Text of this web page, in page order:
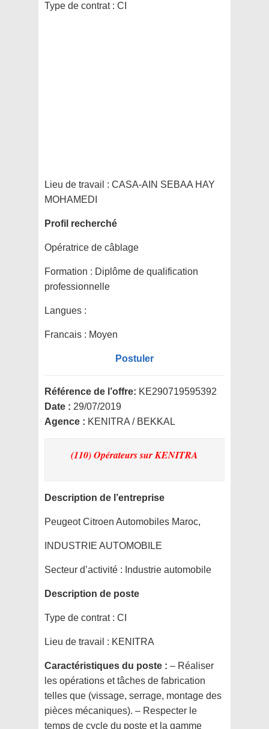
Type de contrat : CI
Lieu de travail : CASA-AIN SEBAA HAY
MOHAMEDI
Profil recherché
Opératrice de câblage
Formation : Diplôme de qualification
professionnelle
Langues :
Francais : Moyen
Postuler
Référence de l’offre: KE290719595392
Date : 29/07/2019
Agence : KENITRA / BEKKAL
(110) Opérateurssur KENITRA
Description de l’entreprise
Peugeot Citroen Automobiles Maroc,
INDUSTRIE AUTOMOBILE
Secteur d’activité : Industrie automobile
Description de poste
Type de contrat : CI
Lieu de travail : KENITRA
Caractéristiques du poste : – Réaliser
les opérations et tâches de fabrication
telles que (vissage, serrage, montage des
pièces mécaniques). – Respecter le
temps de cycle du poste et la gamme